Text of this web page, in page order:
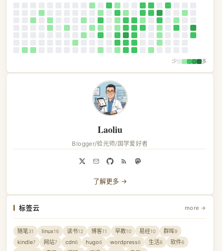
少 多
Laoliu
Blogger/验光师/国学爱好者
了解更多 →
标签云 more →
随笔31 linux16 读书12 博客11 早教10 易经10 群晖9
kindle7 网站7 cdn6 hugo6 wordpress6 生活6 软件6